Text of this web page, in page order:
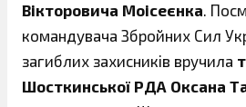
Вікторовича Моісеєнка.
командувача Збройних Сил
загиблих захисників вручила
Шосткинської РДА Оксана